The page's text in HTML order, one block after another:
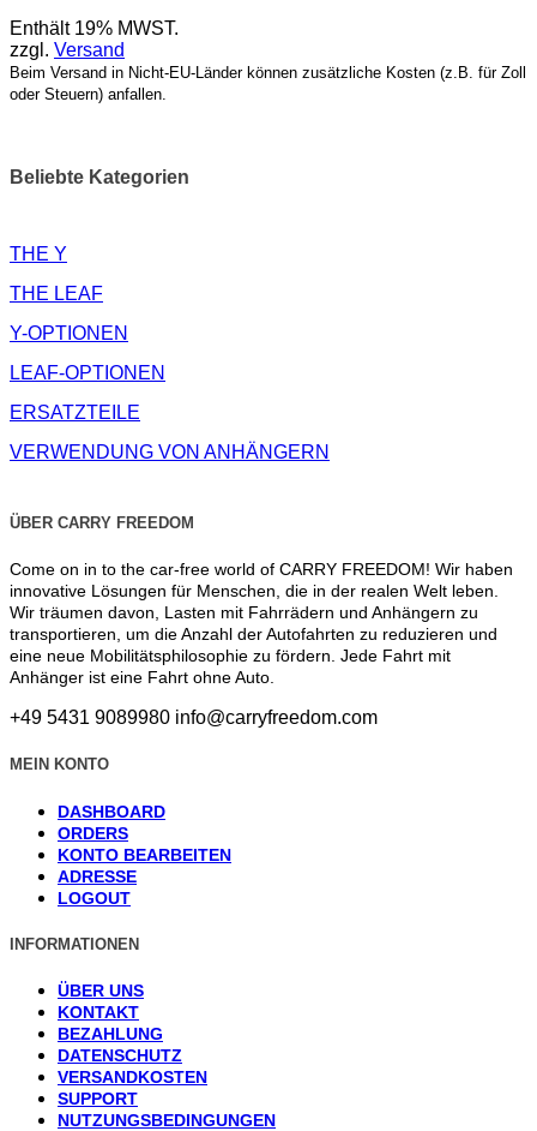
Enthält 19% MWST.
zzgl. Versand
Beim Versand in Nicht-EU-Länder können zusätzliche Kosten (z.B. für Zoll
oder Steuern) anfallen.
Beliebte Kategorien
THE Y
THE LEAF
Y-OPTIONEN
LEAF-OPTIONEN
ERSATZTEILE
VERWENDUNG VON ANHÄNGERN
ÜBER CARRY FREEDOM
Come on in to the car-free world of CARRY FREEDOM! Wir haben
innovative Lösungen für Menschen, die in der realen Welt leben.
Wir träumen davon, Lasten mit Fahrrädern und Anhängern zu
transportieren, um die Anzahl der Autofahrten zu reduzieren und
eine neue Mobilitätsphilosophie zu fördern. Jede Fahrt mit
Anhänger ist eine Fahrt ohne Auto.
+49 5431 9089980 info@carryfreedom.com
MEIN KONTO
DASHBOARD
ORDERS
KONTO BEARBEITEN
ADRESSE
LOGOUT
INFORMATIONEN
ÜBER UNS
KONTAKT
BEZAHLUNG
DATENSCHUTZ
VERSANDKOSTEN
SUPPORT
NUTZUNGSBEDINGUNGEN